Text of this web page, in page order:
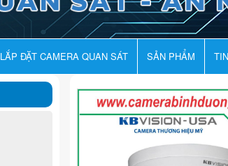
LẮP ĐẶT CAMERA QUAN SÁT SẢN PHẨM